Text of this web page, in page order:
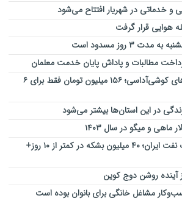
قرار گرفت
۳ روز مسدود است
مطالبات و پاداش پایان خدمت معلمان
قیمت‌های فضایی تورهای کوشی‌آداسی؛ ۱۵۶ میلیون تومان فقط برای ۶
در این استان‌ها بیشتر می‌شود
شتاب بی‌سابقه صادرات نفت ایران؛ ۴۰ میلیون بشکه در کمتر از ۱۰ روز+
آینده روشن دوج کوین